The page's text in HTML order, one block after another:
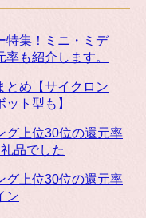
特集！ミニ・ミデ
も紹介します。
とめ【サイクロン
ト型も】
グ上位30位の還元率
品でした
グ上位30位の還元率
ン